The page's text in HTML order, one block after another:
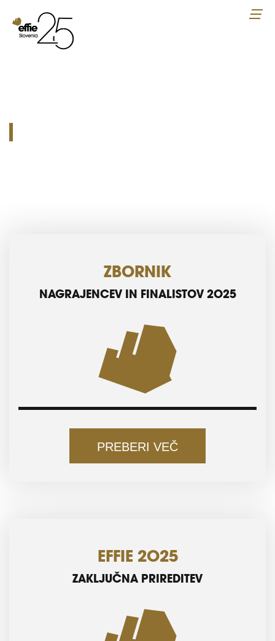
ZBORNIK
NAGRAJENCEV IN FINALISTOV 2025
PREBERI VEČ
EFFIE 2025
ZAKLJUČNA PRIREDITEV